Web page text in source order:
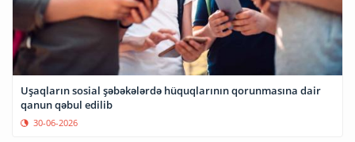
Uşaqların sosial şəbəkələrdə hüquqlarının qorunmasına dair
qanun qəbul edilib
30-06-2026